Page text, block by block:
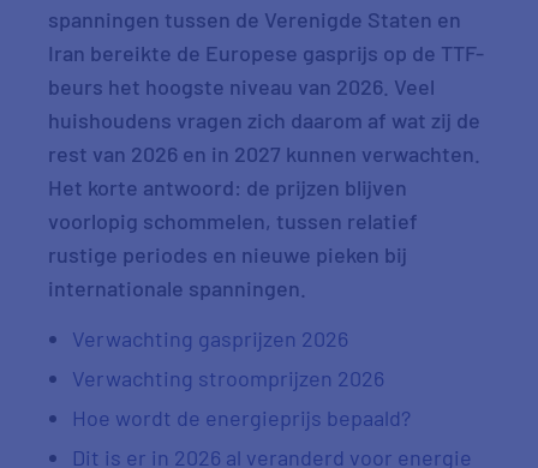
spanningen tussen de Verenigde Staten en
Iran bereikte de Europese gasprijs op de TTF-
beurs het hoogste niveau van 2026. Veel
huishoudens vragen zich daarom af wat zij de
rest van 2026 en in 2027 kunnen verwachten.
Het korte antwoord: de prijzen blijven
voorlopig schommelen, tussen relatief
rustige periodes en nieuwe pieken bij
internationale spanningen.
Verwachting gasprijzen 2026
Verwachting stroomprijzen 2026
Hoe wordt de energieprijs bepaald?
Dit is er in 2026 al veranderd voor energie